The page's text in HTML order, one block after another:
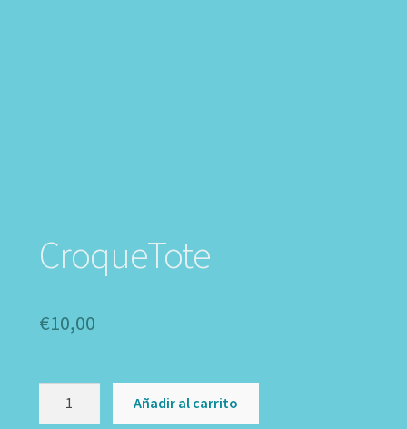
CroqueTote
€10,00
Añadir al carrito